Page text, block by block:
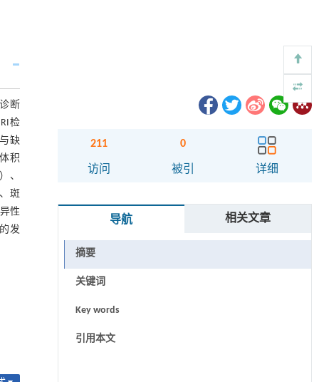
断
检
缺
积
、
斑
性
发
211
访问
0
被引 详细
导航 相关文章
摘要
关键词
Key words
引用本文